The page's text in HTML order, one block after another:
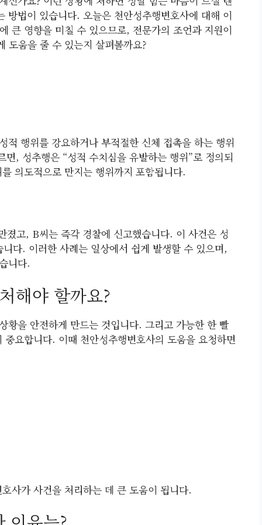
법이 있습니다. 오늘은 천안성추행변호사에 대해 이
큰 영향을 미칠 수 있으므로, 전문가의 조언과 지원이
도움을 줄 수 있는지 살펴볼까요?
적 행위를 강요하거나 부적절한 신체 접촉을 하는 행위
, 성추행은 “성적 수치심을 유발하는 행위”로 정의되
의도적으로 만지는 행위까지 포함됩니다.
고, B씨는 즉각 경찰에 신고했습니다. 이 사건은 성
다. 이러한 사례는 일상에서 쉽게 발생할 수 있으며,
니다.
해야 할까요?
황을 안전하게 만드는 것입니다. 그리고 가능한 한 빨
요합니다. 이때 천안성추행변호사의 도움을 요청하면
사가 사건을 처리하는 데 큰 도움이 됩니다.